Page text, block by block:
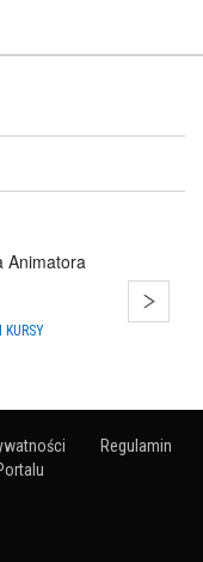
Animatora
KURSY
Regulamin